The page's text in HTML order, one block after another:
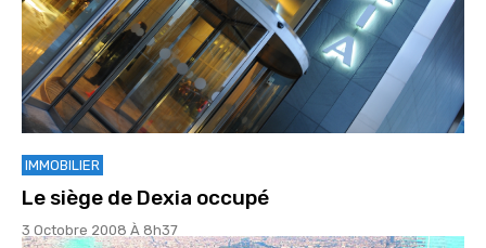
IMMOBILIER
Le siège de Dexia occupé
3 Octobre 2008 À 8h37